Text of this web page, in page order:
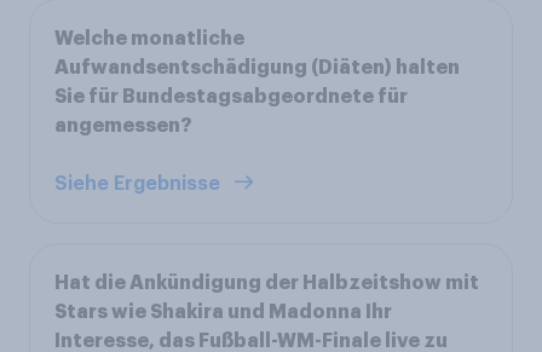
Welche monatliche
Aufwandsentschädigung (Diäten) halten
Sie für Bundestagsabgeordnete für
angemessen?
Siehe Ergebnisse
Hat die Ankündigung der Halbzeitshow mit
Stars wie Shakira und Madonna Ihr
Interesse, das Fußball-WM-Finale live zu